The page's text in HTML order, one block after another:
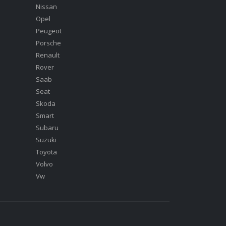
Nissan
Opel
Peugeot
Porsche
Renault
Rover
Saab
Seat
Skoda
Smart
Subaru
Suzuki
Toyota
Volvo
Vw